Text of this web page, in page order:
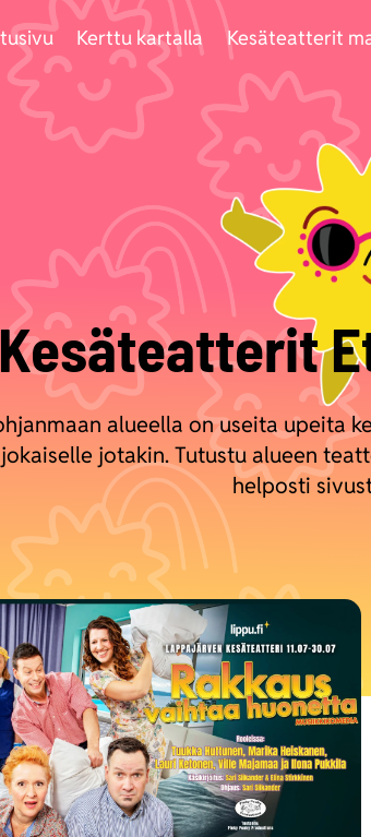
Kerttu kartalla Kesäteatterit
Kesäteatterit
alueella on useita upeita
jotakin. Tutustu alueen
helposti